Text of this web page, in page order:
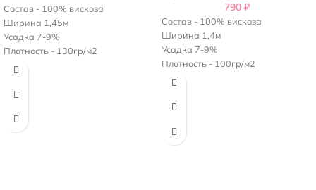
Состав - 100% вискоза
Ширина 1,45м
Усадка 7-9%
Плотность - 130гр/м2
790 ₽
Состав - 100% вискоза
Ширина 1,4м
Усадка 7-9%
Плотность - 100гр/м2